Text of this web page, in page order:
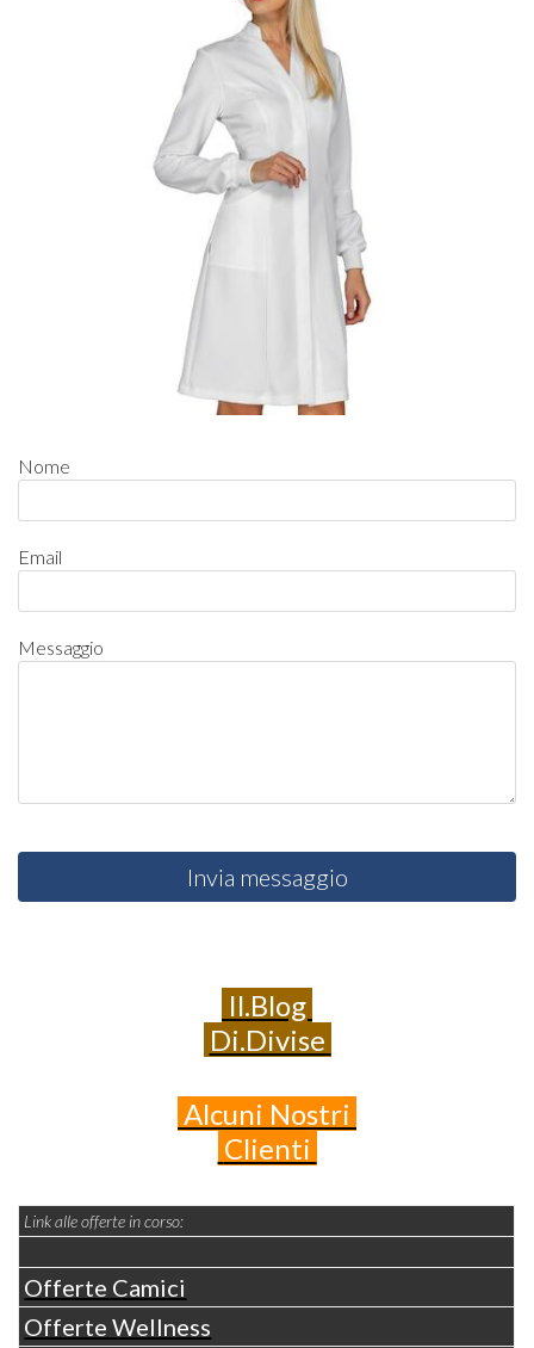
Nome
Email
Messaggio
Invia messaggio
Il.Blog
Di.Divise
Alcuni Nostri
Clienti
Link alle offerte in corso:
Offerte Camici
Offerte Wellness